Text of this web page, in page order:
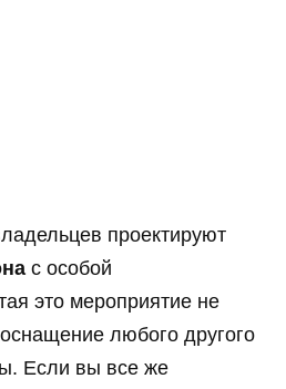
проектируют
с особой
это мероприятие не
любого другого
Если вы все же